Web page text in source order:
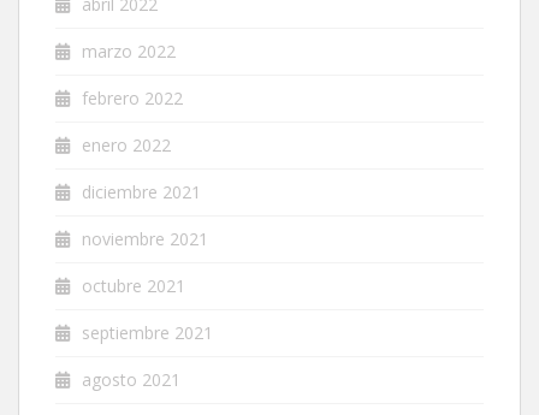
marzo 2022
febrero 2022
enero 2022
diciembre 2021
noviembre 2021
octubre 2021
septiembre 2021
agosto 2021